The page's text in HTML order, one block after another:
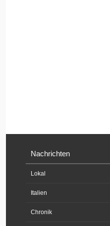
Nachrichten
Lokal
Italien
Chronik